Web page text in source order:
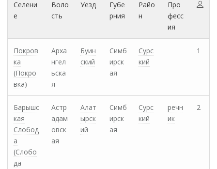
Селени
е
Воло
сть
Уезд
Губе
рния
Райо
н
Про
фесс
ия
Покров
ка
(Покро
вка)
Арха
нгел
ьска
я
Буин
ский
Симб
ирск
ая
Сурс
кий
1
Барышс
кая
Слобод
а
(Слобо
да
Астр
адам
овск
ая
Алат
ырск
ий
Симб
ирск
ая
Сурс
кий
речн
ик
2